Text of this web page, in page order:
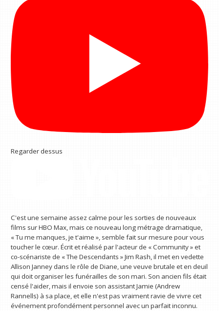
Regarder dessus
C'est une semaine assez calme pour les sorties de nouveaux
films sur HBO Max, mais ce nouveau long métrage dramatique,
« Tu me manques, je t'aime », semble fait sur mesure pour vous
toucher le cœur. Écrit et réalisé par l'acteur de « Community » et
co-scénariste de « The Descendants » Jim Rash, il met en vedette
Allison Janney dans le rôle de Diane, une veuve brutale et en deuil
qui doit organiser les funérailles de son mari. Son ancien fils était
censé l'aider, mais il envoie son assistant Jamie (Andrew
Rannells) à sa place, et elle n'est pas vraiment ravie de vivre cet
événement profondément personnel avec un parfait inconnu.